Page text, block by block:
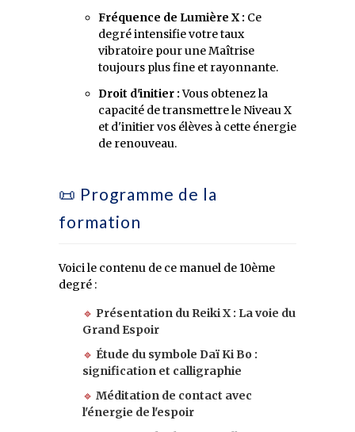
Fréquence de Lumière X : Ce
degré intensifie votre taux
vibratoire pour une Maîtrise
toujours plus fine et rayonnante.
Droit d'initier :Vous obtenez la
capacité de transmettre le Niveau X
et d'initier vos élèves à cette énergie
de renouveau.
📜 Programme de la
formation
Voici le contenu de ce manuel de 10ème
degré :
🔹 Présentation du Reiki X : La voie du
Grand Espoir
🔹 Étude du symbole Daï Ki Bo :
signification et calligraphie
🔹 Méditation de contact avec
l'énergie de l'espoir